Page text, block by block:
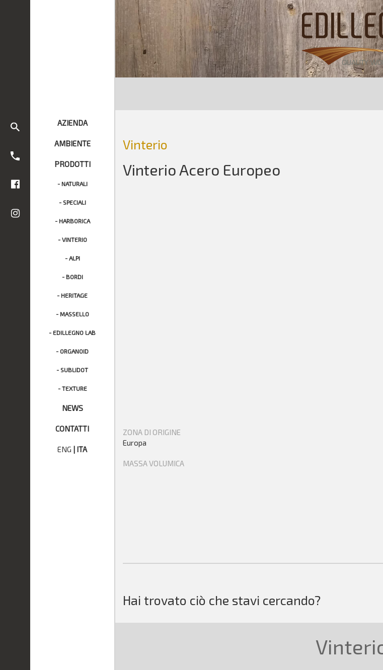
AZIENDA
AMBIENTE
PRODOTTI
- NATURALI
- SPECIALI
- HARBORICA
- VINTERIO
- ALPI
- BORDI
- HERITAGE
- MASSELLO
- EDILLEGNO LAB
- ORGANOID
- SUBLIDOT
- TEXTURE
NEWS
CONTATTI
ENG | ITA
Vinterio
Vinterio Acero Europeo
ZONA DI ORIGINE
Europa
MASSA VOLUMICA
Hai trovato ciò che stavi cercando?